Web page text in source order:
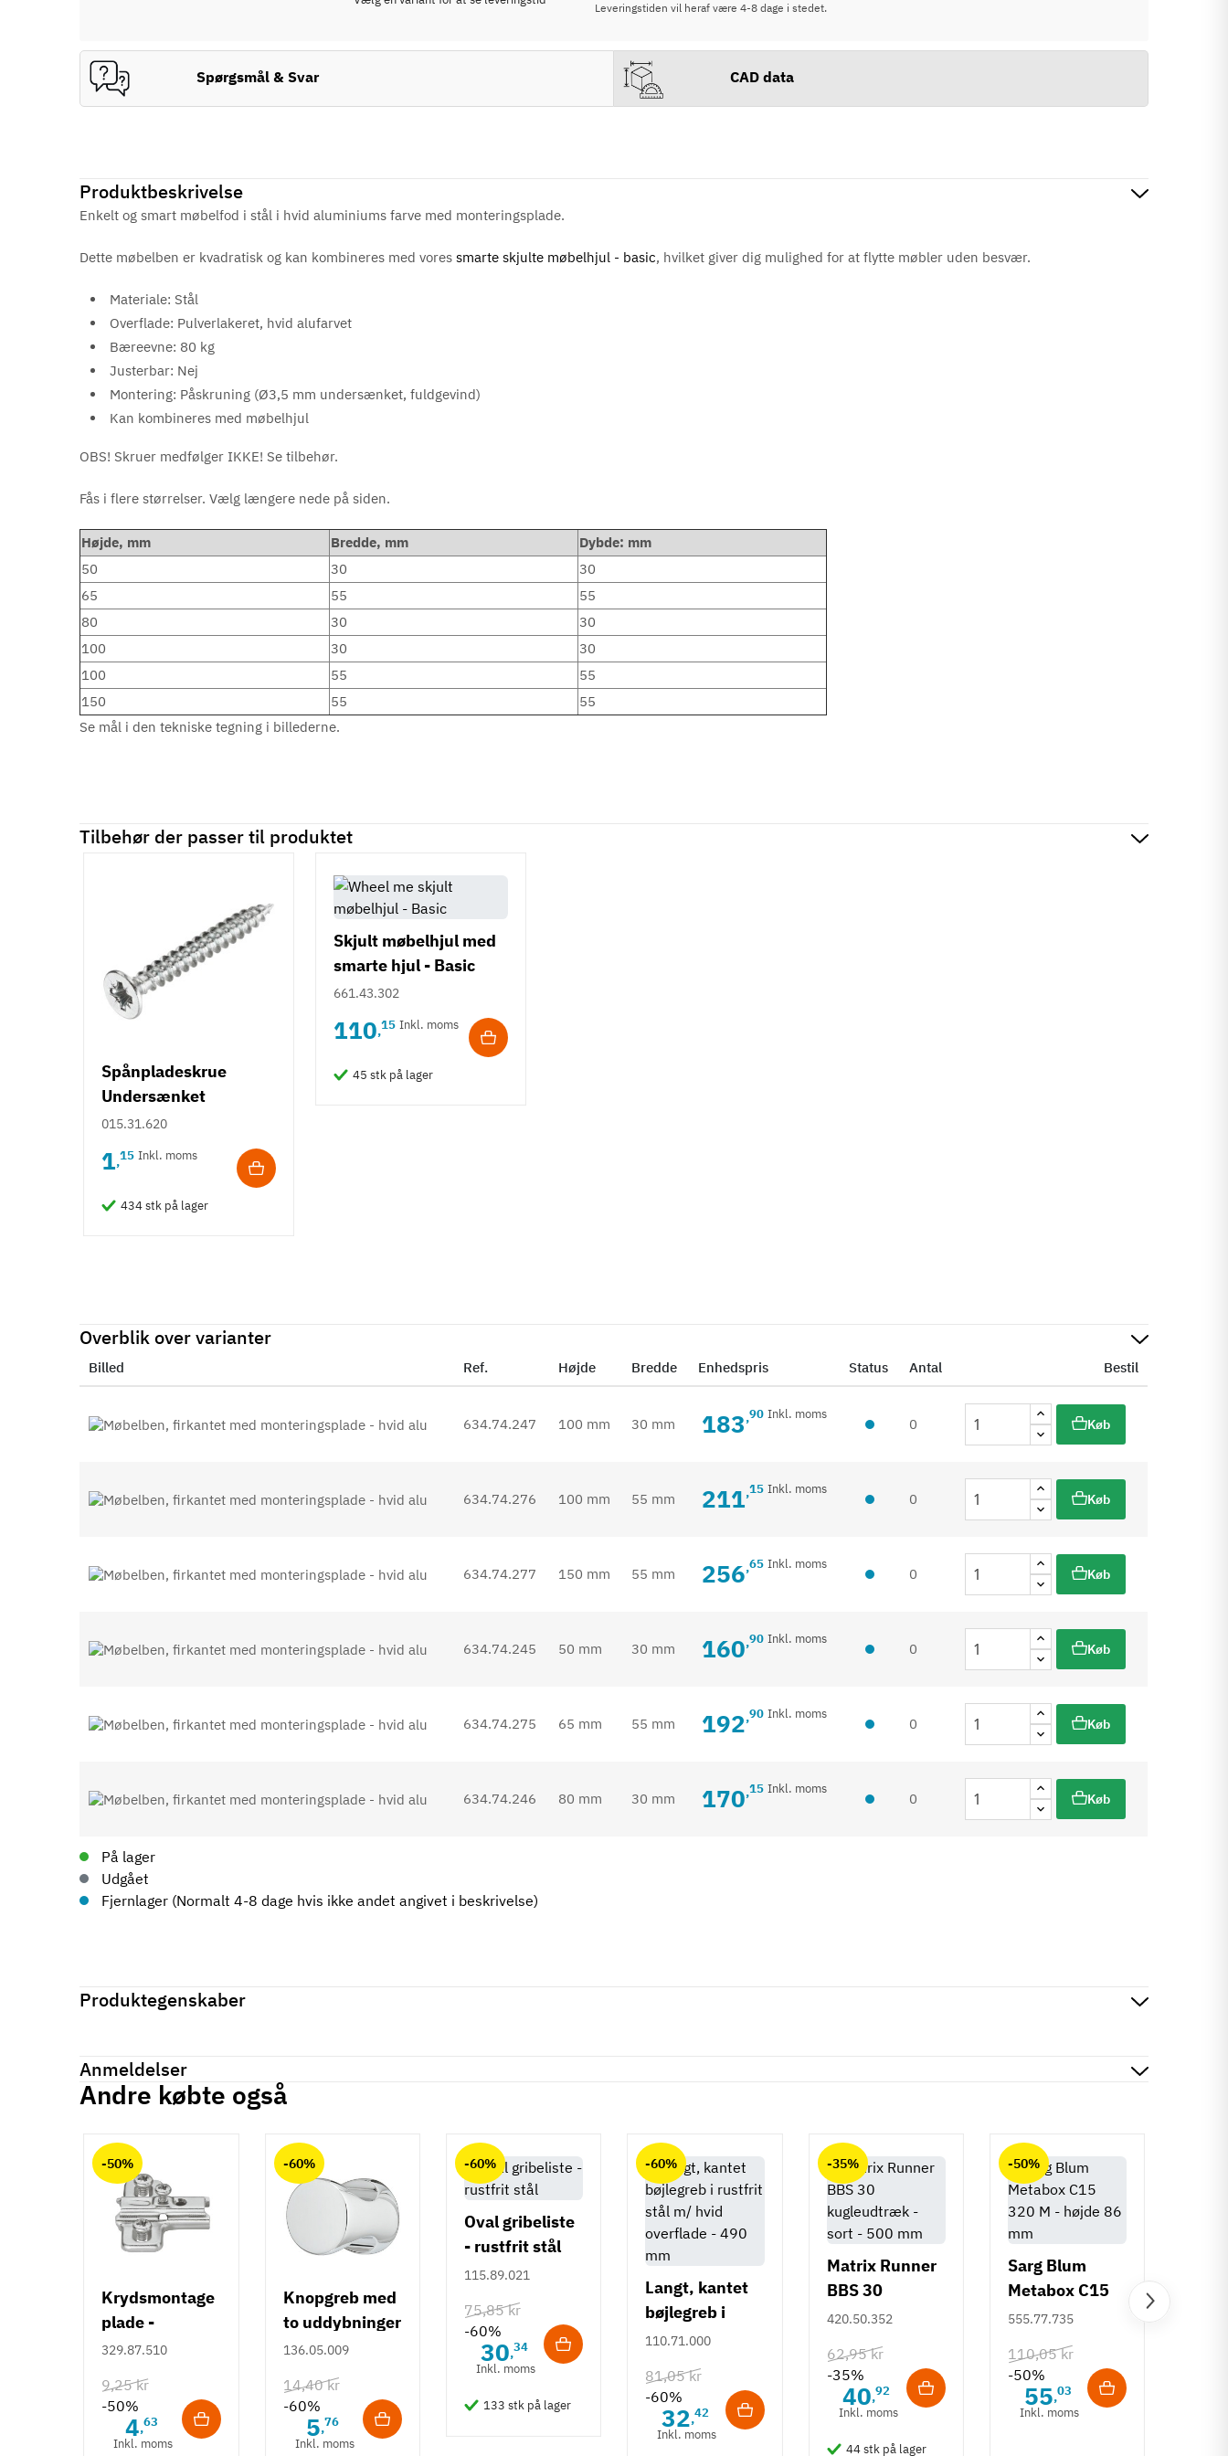
Produktbeskrivelse
Enkelt og smart møbelfod i stål i hvid aluminiums farve med monteringsplade.
Dette møbelben er kvadratisk og kan kombineres med voressmarte skjulte møbelhjul - basic, hvilket giver dig mulighed for at flytte møbler uden besvær.
Materiale: Stål
Overflade: Pulverlakeret, hvid alufarvet
Bæreevne: 80 kg
Justerbar: Nej
Montering: Påskruning (Ø3,5 mm undersænket, fuldgevind)
Kan kombineres med møbelhjul
OBS! Skruer medfølger IKKE! Se tilbehør.
Fås i flere størrelser. Vælg længere nede på siden.
Højde, mm Bredde, mm
Dybde: mm
50
30
30
65
55
55
80
30
30
100
30
30
100
55
55
150
55
55
Se mål i den tekniske tegning i billederne.
Tilbehør der passer til produktet
Spånpladeskrue
Undersænket
Fuldgevind Ø3,5 - PZ2
015.31.620
1,15 Inkl. moms
434 stk på lager
Skjult møbelhjul med
smarte hjul - Basic
661.43.302
110,15 Inkl. moms
45 stk på lager
Overblik over varianter
Billed Ref. Højde Bredde Enhedspris Status Antal Bestil
634.74.247 100 mm 30 mm 183,90 Inkl. moms
0 Køb
634.74.276 100 mm 55 mm 211,15 Inkl. moms
0 Køb
634.74.277 150 mm 55 mm 256,65 Inkl. moms
0 Køb
634.74.245 50 mm 30 mm 160,90 Inkl. moms
0 Køb
634.74.275 65 mm 55 mm 192,90 Inkl. moms
0 Køb
634.74.246 80 mm 30 mm 170,15 Inkl. moms
0 Køb
På lager
Udgået
Fjernlager (Normalt 4-8 dage hvis ikke andet angivet i beskrivelse)
Produktegenskaber
Produktinformation
Overflade
Alufarvet
Højde
1-50 mm
Form
Firkantet
Anmeldelser
Leveringstiden vil heraf være 4-8 dage i stedet.
Spørgsmål & Svar CAD data
Andre købte også
-50%
Krydsmontage
plade -
Duomatic SL -
329.87.510
9,25 kr
-50%
4,63
Inkl. moms
-60%
Knopgreb med
to uddybninger
- rustfrit stål
136.05.009
14,40 kr
-60%
5,76
Inkl. moms
-60%
Oval gribeliste
- rustfrit stål
115.89.021
75,85 kr
-60%
30,34
Inkl. moms
133 stk på lager
-60%
Langt, kantet
bøjlegreb i
rustfrit stål m/
- 490 mm
110.71.000
81,05 kr
-60%
32,42
Inkl. moms
-35%
Matrix Runner
BBS 30
kugleudtræk -
420.50.352
62,95 kr
-35%
40,92
Inkl. moms
44 stk på lager
-50%
Sarg Blum
Metabox C15
320 M - højde
555.77.735
110,05 kr
-50%
55,03
Inkl. moms